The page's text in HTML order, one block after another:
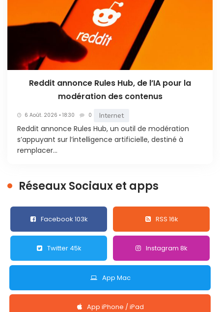
Reddit annonce Rules Hub, de l’IA pour la
modération des contenus
6 Août. 2026 • 18:30 0 Internet
Reddit annonce Rules Hub, un outil de modération
s’appuyant sur l’intelligence artificielle, destiné à
remplacer...
Réseaux Sociaux et apps
Facebook 103k RSS 16k
Twitter 45k Instagram 8k
App Mac
App iPhone / iPad